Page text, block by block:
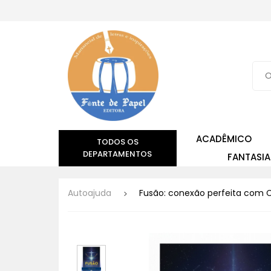
TODOS OS
DEPARTAMENTOS
ACADÊMICO
FANTASIA
Autoajuda Fusão: conexão perfeita com